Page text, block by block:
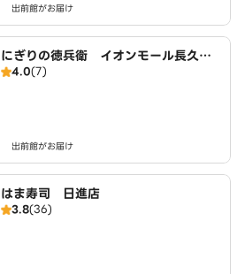
出前館がお届け
にぎりの徳兵衛 イオンモール長久手
店4.0(7)
出前館がお届け
はま寿司 日進店
3.8(36)